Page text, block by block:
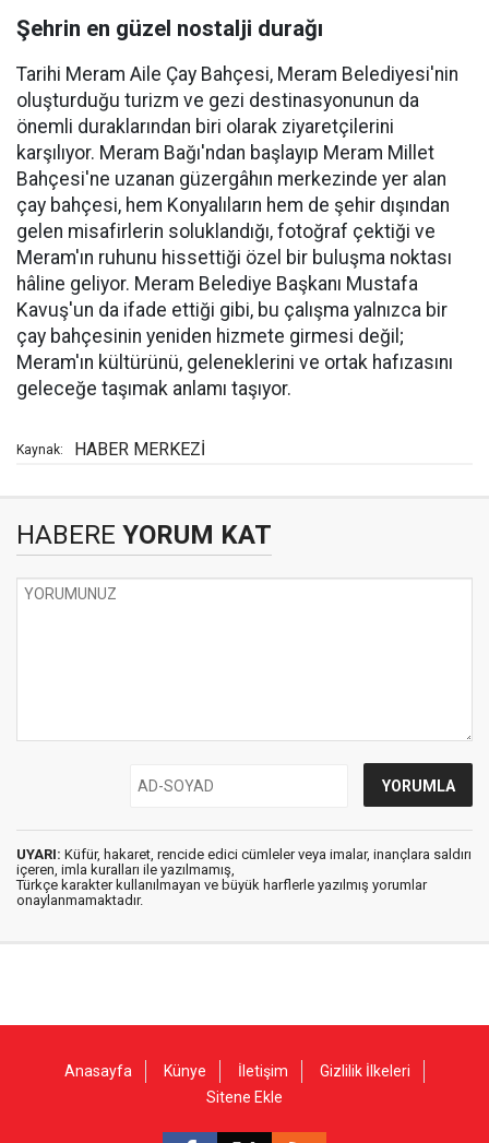
Şehrin en güzel nostalji durağı
Tarihi Meram Aile Çay Bahçesi, Meram Belediyesi'nin
oluşturduğu turizm ve gezi destinasyonunun da
önemli duraklarından biri olarak ziyaretçilerini
karşılıyor. Meram Bağı'ndan başlayıp Meram Millet
Bahçesi'ne uzanan güzergâhın merkezinde yer alan
çay bahçesi, hem Konyalıların hem de şehir dışından
gelen misafirlerin soluklandığı, fotoğraf çektiği ve
Meram'ın ruhunu hissettiği özel bir buluşma noktası
hâline geliyor. Meram Belediye Başkanı Mustafa
Kavuş'un da ifade ettiği gibi, bu çalışma yalnızca bir
çay bahçesinin yeniden hizmete girmesi değil;
Meram'ın kültürünü, geleneklerini ve ortak hafızasını
geleceğe taşımak anlamı taşıyor.
Kaynak: HABER MERKEZİ
HABERE YORUM KAT
UYARI: Küfür, hakaret, rencide edici cümleler veya imalar, inançlara saldırı
içeren, imla kuralları ile yazılmamış,
Türkçe karakter kullanılmayan ve büyük harflerle yazılmış yorumlar
onaylanmamaktadır.
Anasayfa Künye İletişim
Gizlilik İlkeleri
Sitene Ekle